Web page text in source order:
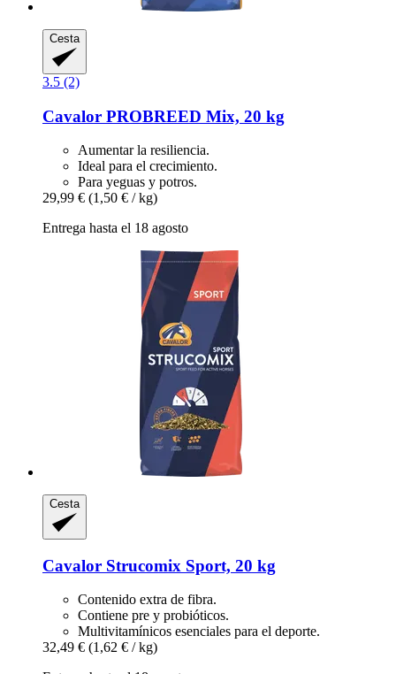
Cesta
3.5 (2)
Cavalor PROBREED Mix, 20 kg
Aumentar la resiliencia.
Ideal para el crecimiento.
Para yeguas y potros.
29,99 € (1,50 € / kg)
Entrega hasta el 18 agosto
Cesta
Cavalor Strucomix Sport, 20 kg
Contenido extra de fibra.
Contiene pre y probióticos.
Multivitamínicos esenciales para el deporte.
32,49 € (1,62 € / kg)